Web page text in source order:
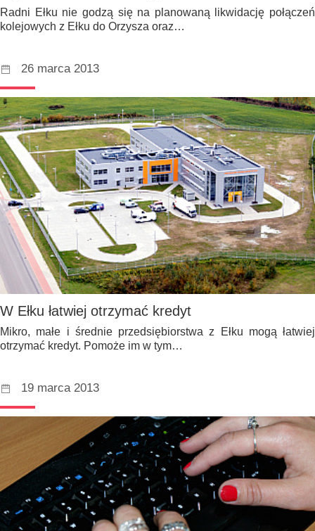
Radni Ełku nie godzą się na planowaną likwidację połączeń
kolejowych z Ełku do Orzysza oraz…
26 marca 2013
W Ełku łatwiej otrzymać kredyt
Mikro, małe i średnie przedsiębiorstwa z Ełku mogą łatwiej
otrzymać kredyt. Pomoże im w tym…
19 marca 2013